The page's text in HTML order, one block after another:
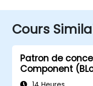
Cours
Patron de
Component